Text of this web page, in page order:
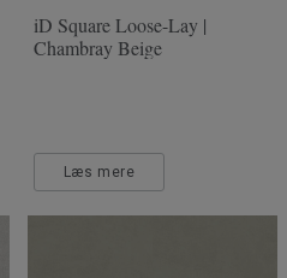
iD Square Loose-Lay |
Chambray Beige
Læs mere